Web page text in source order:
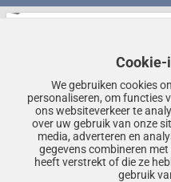
We gebruiken cookies
personaliseren, om functies
ons websiteverkeer te
over uw gebruik van onze
media, adverteren en
gegevens combineren
heeft verstrekt of die ze
gebruik